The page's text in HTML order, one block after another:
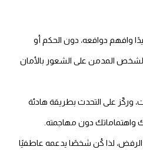
وافهم دوافعه، دون الحكم أو
الشخص المدمن على الشعور بالأمان
وركّز على التحدث بطريقة هادئة
دون مهاجمته.
الرفض، لذا كُن شخصًا يدعمه عاطفيًا